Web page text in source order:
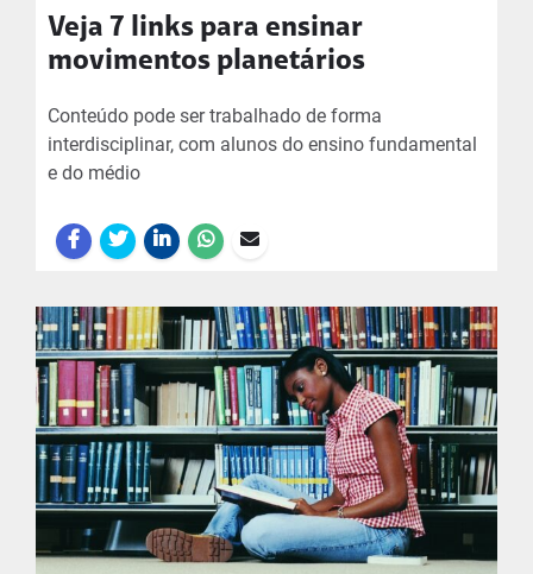
Veja 7 links para ensinar
movimentos planetários
Conteúdo pode ser trabalhado de forma
interdisciplinar, com alunos do ensino fundamental
e do médio